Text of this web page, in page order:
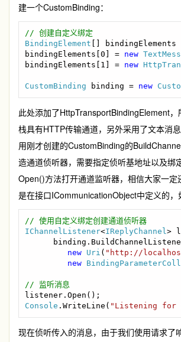
建一个CustomBinding：
BindingElement [] bindingElements
bindingElements[0] = new
bindingElements[1] = new
CustomBinding binding = new
此处添加了HttpTransportBindingElement
栈具有HTTP传输通道，另外采用了文本消
用刚才创建的CustomBinding的
造通道侦听器，需要指定侦听基地址以及绑
Open()方法打开通道监听器，相信大家一
是在接口ICommunicationObject中定义的，
IChannelListener<IReplyChannel>
new Uri ( "http://
new
Console .WriteLine( "Listening for
现在侦听传入的消息，由于我们使用请求了